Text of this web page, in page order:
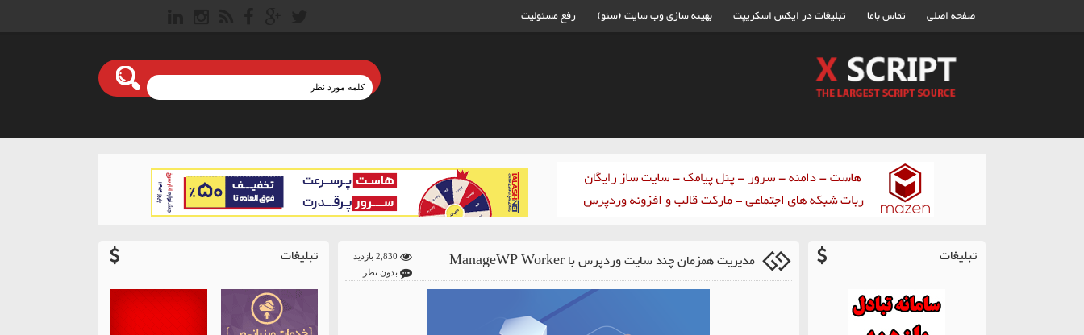
صفحه اصلی تماس باما تبلیغات در ایکس اسکریپت بهینه سازی وب سایت (سئو) رفع مسئولیت
تبلیغات مدیریت همزمان چند سایت وردپرس با ManageWP Worker
بدون نظر
تبلیغات